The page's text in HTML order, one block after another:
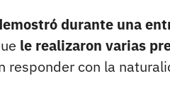
durante una
le realizaron varias
responder con la